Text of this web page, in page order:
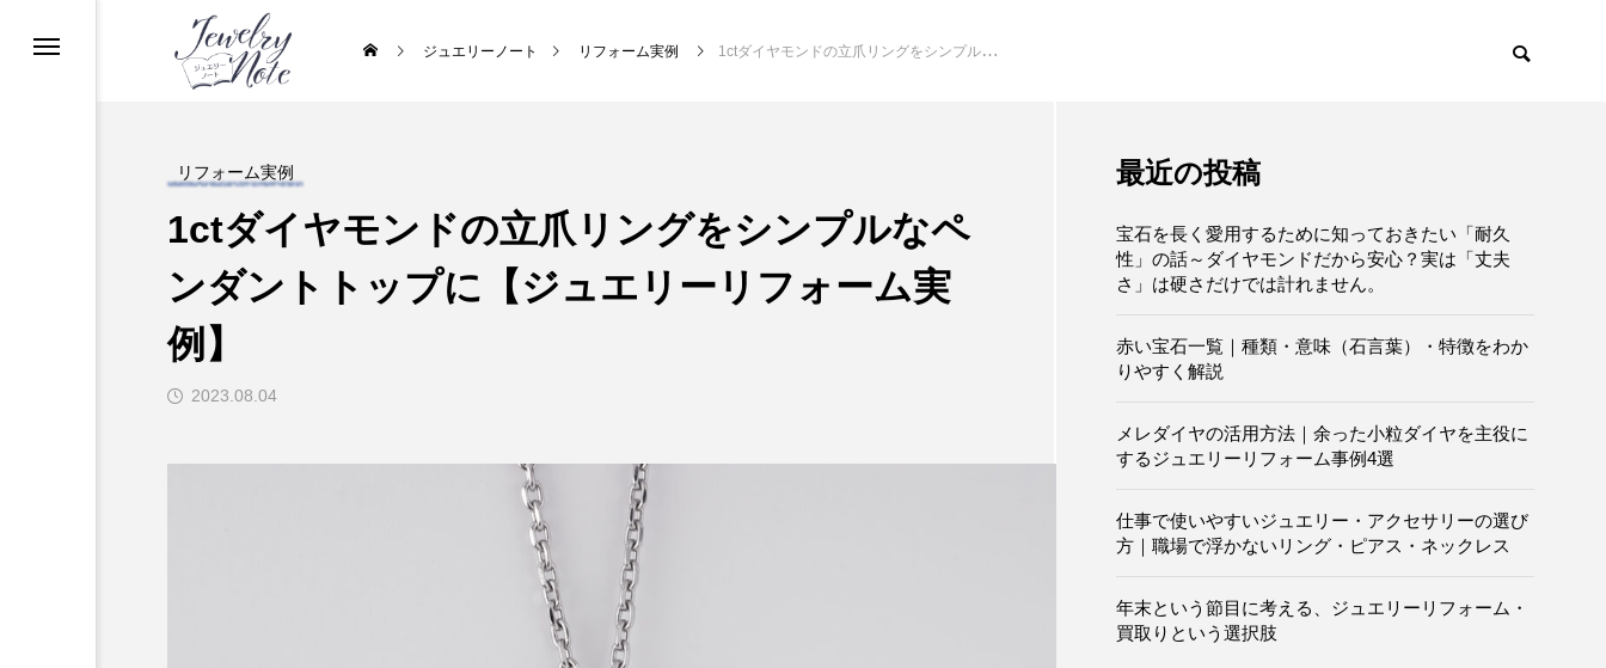
ジュエリーノート リフォーム実例 1ctダイヤモンドの立爪リングをシンプルなペンダントトップに【ジュエリーリフォーム実例】
リフォーム実例
1ctダイヤモンドの立爪リングをシンプルなペ
ンダントトップに【ジュエリーリフォーム実
例】
2023.08.04
最近の投稿
宝石を長く愛用するために知っておきたい「耐久
性」の話～ダイヤモンドだから安心？実は「丈夫
さ」は硬さだけでは計れません。
赤い宝石一覧｜種類・意味（石言葉）・特徴をわか
りやすく解説
メレダイヤの活用方法｜余った小粒ダイヤを主役に
するジュエリーリフォーム事例4選
仕事で使いやすいジュエリー・アクセサリーの選び
方｜職場で浮かないリング・ピアス・ネックレス
年末という節目に考える、ジュエリーリフォーム・
買取りという選択肢